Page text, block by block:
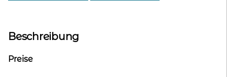
Beschreibung
Preise